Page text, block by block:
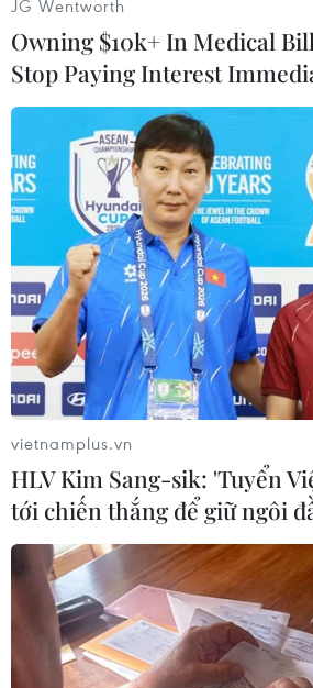
hoạt động xuất khẩu và đầu tư
nghiệp nước này có hợp tác
Theo kế hoạch, Mỹ sẽ tái áp
trừng phạt ngành dầu mỏ Iran
#Thiết bị an ninh #Thỏa thuận hạt
#EU
#Lệnh cấm nhập khâu dầu mỏ
Iran
JG Wentworth
Owning $10k+ In Medical
Stop Paying Interest
vietnamplus.vn
HLV Kim Sang-sik: 'Tuyển
tới chiến thắng để giữ ngôi